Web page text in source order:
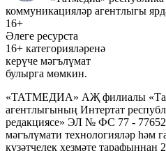
коммуникацияләр агентлыгы
16+
Әлеге ресурста
16+ категорияләренә
керүче мәгълүмат
булырга мөмкин.
«ТАТМЕДИА» АҖ филиалы
агентлыгының Интертат
редакциясе» ЭЛ № ФС 77 - 77652
мәгълүмати технологияләр һәм
күзәтчелек хезмәте